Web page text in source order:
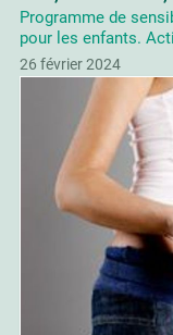
Programme de
pour les enfants.
26 février 2024